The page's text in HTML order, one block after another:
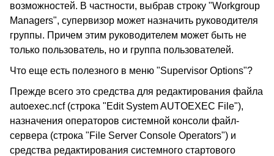
возможностей. В частности, выбрав строку "Workgroup
Managers", супервизор может назначить руководителя
группы. Причем этим руководителем может быть не
только пользователь, но и группа пользователей.
Что еще есть полезного в меню "Supervisor Options"?
Прежде всего это средства для редактирования файла
autoexec.ncf (строка "Edit System AUTOEXEC File"),
назначения операторов системной консоли файл-
сервера (строка "File Server Console Operators") и
средства редактирования системного стартового